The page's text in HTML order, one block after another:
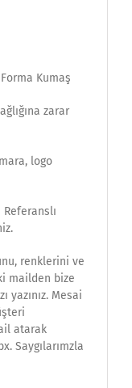
Kumaş
zarar
logo
renklerini ve
mailden bize
yazınız. Mesai
atarak
Saygılarımzla